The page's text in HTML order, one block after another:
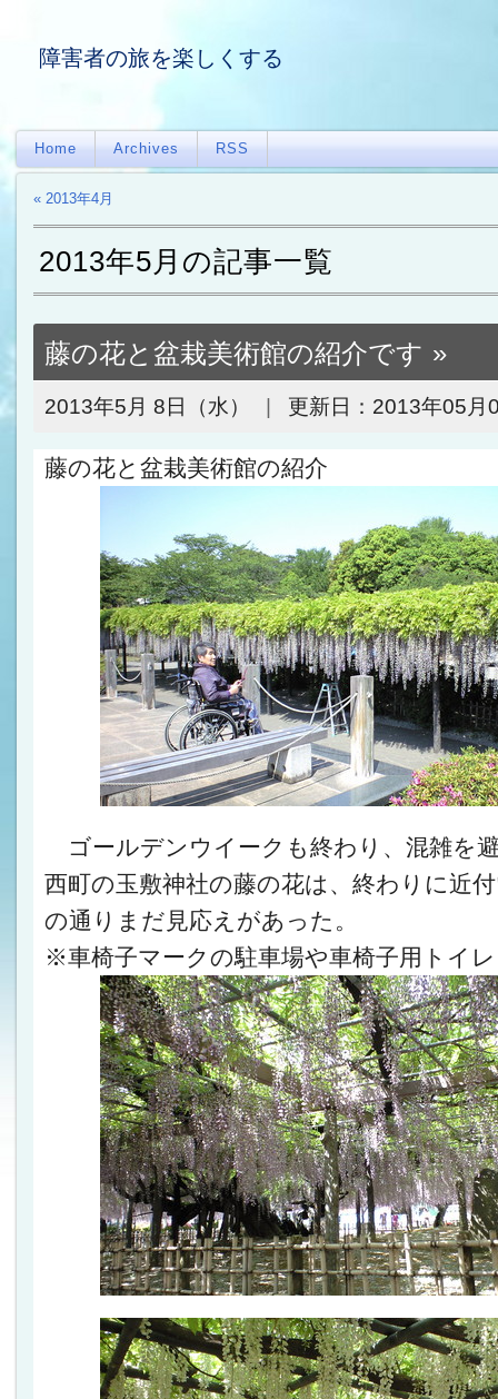
障害者の旅を楽しくする
Home Archives RSS
« 2013年4月
2013年5月の記事一覧
藤の花と盆栽美術館の紹介です
2013年5月 8日（水） 更新日： 2013年05月
藤の花と盆栽美術館の紹介
ゴールデンウイークも終わり、混雑を
西町の玉敷神社の藤の花は、終わりに近
の通りまだ見応えがあった。
※車椅子マークの駐車場や車椅子用トイ